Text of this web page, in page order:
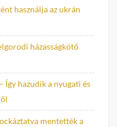
használja az ukrán
házasságkötő
Így hazudik a nyugati és
mentették a